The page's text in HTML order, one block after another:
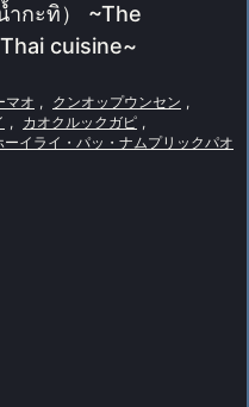
ำกะทิ） ~The
cuisine~
マオ , クンオップウンセン ,
, カオクルックガピ ,
ーイライ・パッ・ナムプリックパオ